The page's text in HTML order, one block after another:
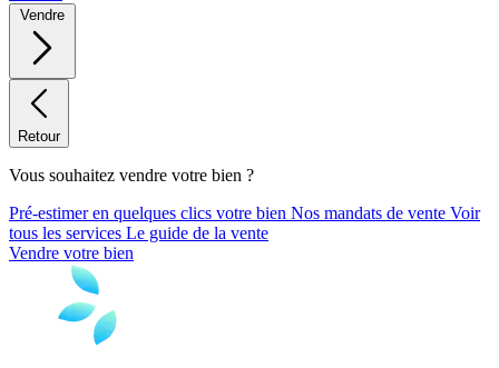
Vendre
Retour
Vous souhaitez vendre votre bien ?
Pré-estimer en quelques clics votre bien Nos mandats de vente Voir
tous les services Le guide de la vente
Vendre votre bien